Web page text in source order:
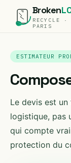
Broken
RECYCLE ·
PARIS
ESTIMATEUR
Le devis est
logistique, pas
qui compte
protection du